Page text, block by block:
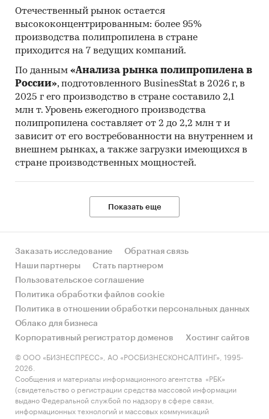
Отечественный рынок остается
высококонцентрированным: более 95%
производства полипропилена в стране
приходится на 7 ведущих компаний.
По данным «Анализа рынка полипропилена в
России», подготовленного BusinesStat в 2026 г, в
2025 г его производство в стране составило 2,1
млн т. Уровень ежегодного производства
полипропилена составляет от 2 до 2,2 млн т и
зависит от его востребованности на внутреннем и
внешнем рынках, а также загрузки имеющихся в
стране производственных мощностей.
Показать еще
Заказать исследование
Обратная связь
Наши партнеры
Стать партнером
Пользовательское соглашение
Политика обработки файлов cookie
Политика в отношении обработки персональных данных
Облако для бизнеса
Корпоративный регистратор доменов
Хостинг сайтов
© ООО «БИЗНЕСПРЕСС», АО «РОСБИЗНЕСКОНСАЛТИНГ», 1995-
2026.
Сообщения и материалы информационного агентства «РБК»
(свидетельство о регистрации средства массовой информации
выдано Федеральной службой по надзору в сфере связи,
информационных технологий и массовых коммуникаций